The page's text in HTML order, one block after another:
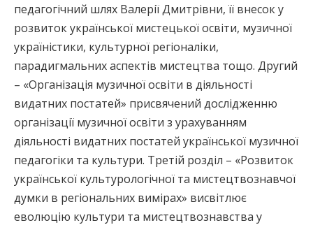
педагогічний шлях Валерії Дмитрівни, її внесок у
розвиток української мистецької освіти, музичної
україністики, культурної регіоналіки,
парадигмальних аспектів мистецтва тощо. Другий
– «Організація музичної освіти в діяльності
видатних постатей» присвячений дослідженню
організації музичної освіти з урахуванням
діяльності видатних постатей української музичної
педагогіки та культури. Третій розділ – «Розвиток
української культурологічної та мистецтвознавчої
думки в регіональних вимірах» висвітлює
еволюцію культури та мистецтвознавства у